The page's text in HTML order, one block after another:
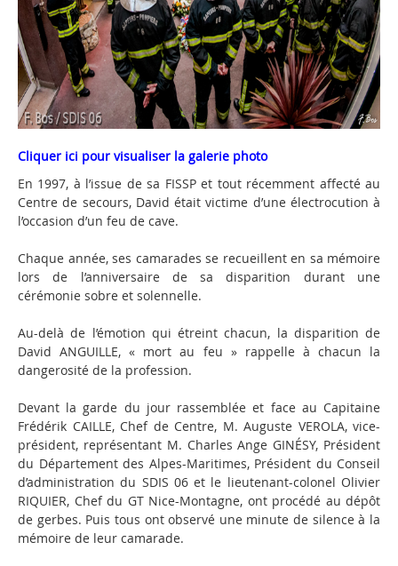
Cliquer ici pour visualiser la galerie photo
En 1997, à l’issue de sa FISSP et tout récemment affecté au
Centre de secours, David était victime d’une électrocution à
l’occasion d’un feu de cave.
Chaque année, ses camarades se recueillent en sa mémoire
lors de l’anniversaire de sa disparition durant une
cérémonie sobre et solennelle.
Au-delà de l’émotion qui étreint chacun, la disparition de
David ANGUILLE, « mort au feu » rappelle à chacun la
dangerosité de la profession.
Devant la garde du jour rassemblée et face au Capitaine
Frédérik CAILLE, Chef de Centre, M. Auguste VEROLA, vice-
président, représentant M. Charles Ange GINÉSY, Président
du Département des Alpes-Maritimes, Président du Conseil
d’administration du SDIS 06 et le lieutenant-colonel Olivier
RIQUIER, Chef du GT Nice-Montagne, ont procédé au dépôt
de gerbes. Puis tous ont observé une minute de silence à la
mémoire de leur camarade.